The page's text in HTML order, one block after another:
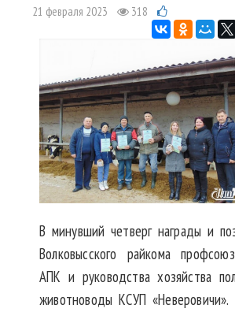
21 февраля 2023 318
В минувший четверг награды и
Волковысского райкома
АПК и руководства хозяйства
животноводы КСУП «Неверовичи».